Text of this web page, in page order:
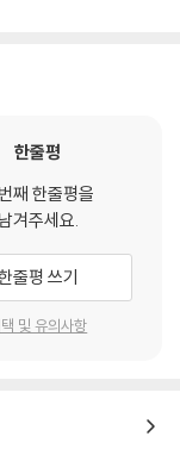
한줄평
째 한줄평을
남겨주세요.
줄평 쓰기
및 유의사항